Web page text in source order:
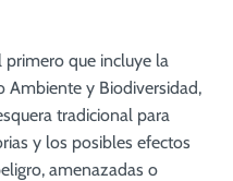
que incluye la
Ambiente y Biodiversidad,
tradicional para
y los posibles efectos
amenazadas o